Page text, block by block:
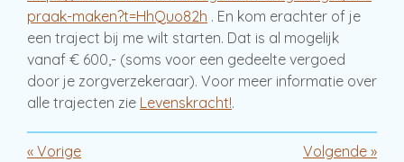
praak-maken?t=HhQuo82h . En kom erachter of je
een traject bij me wilt starten. Dat is al mogelijk
vanaf € 600,- (soms voor een gedeelte vergoed
door je zorgverzekeraar). Voor meer informatie over
alle trajecten zie Levenskracht!.
« Vorige Volgende »